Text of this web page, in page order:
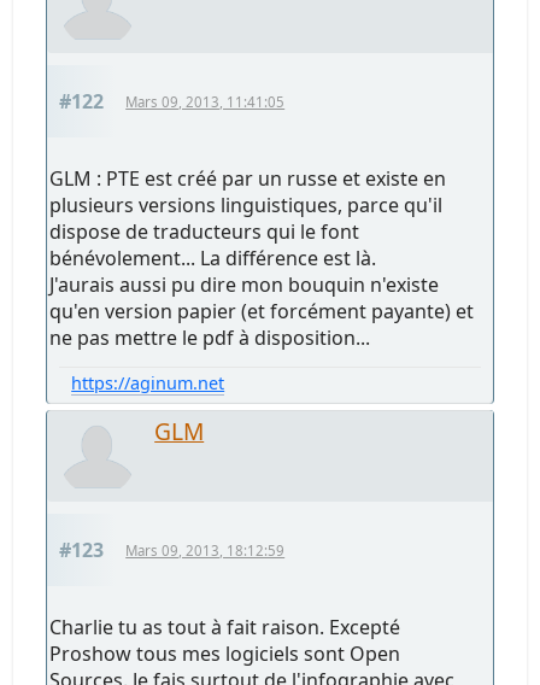
#122 Mars 09, 2013, 11:41:05
GLM : PTE est créé par un russe et existe en
plusieurs versions linguistiques, parce qu'il
dispose de traducteurs qui le font
bénévolement... La différence est là.
J'aurais aussi pu dire mon bouquin n'existe
qu'en version papier (et forcément payante) et
ne pas mettre le pdf à disposition...
https://aginum.net
GLM
#123 Mars 09, 2013, 18:12:59
Charlie tu as tout à fait raison. Excepté
Proshow tous mes logiciels sont Open